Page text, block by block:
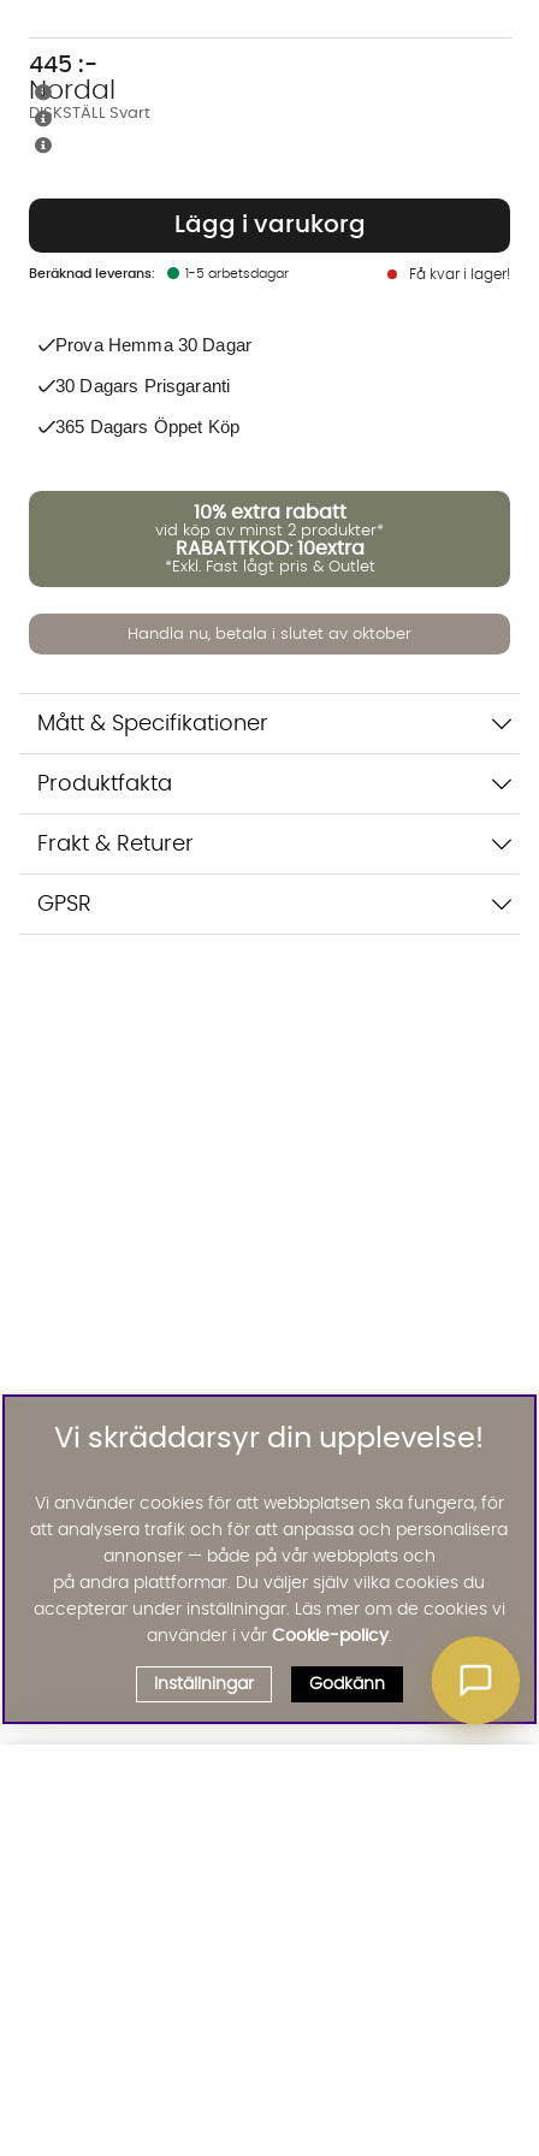
DISKSTÄLL Svart
Nordal
445 :-
Lägg i varukorg
1-5 arbetsdagar Få kvar i lager!
Prova Hemma 30 Dagar
30 Dagars Prisgaranti
365 Dagars Öppet Köp
10% extra rabatt
vid köp av minst 2 produkter*
RABATTKOD: 10extra
*Exkl. Fast lågt pris & Outlet
Handla nu, betala i slutet av oktober
Mått & Specifikationer
Produktfakta
Frakt & Returer
GPSR
Vi skräddarsyr din upplevelse!
Vi använder cookies för att webbplatsen ska fungera, för
att analysera trafik och för att anpassa och personalisera
annonser — både på vår webbplats och
på andra plattformar. Du väljer själv vilka cookies du
accepterar under inställningar. Läs mer om de cookies vi
använder i vår Cookie-policy.
Inställningar Godkänn
sparas i upp till 24 timmar för att kunna hjälpa dig. Vi delar
inte dina uppgifter med tredje part. Läs mer i vår
Jag godkänner att konversationen sparas
Starta chatten